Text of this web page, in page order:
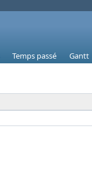
Temps passé Gantt